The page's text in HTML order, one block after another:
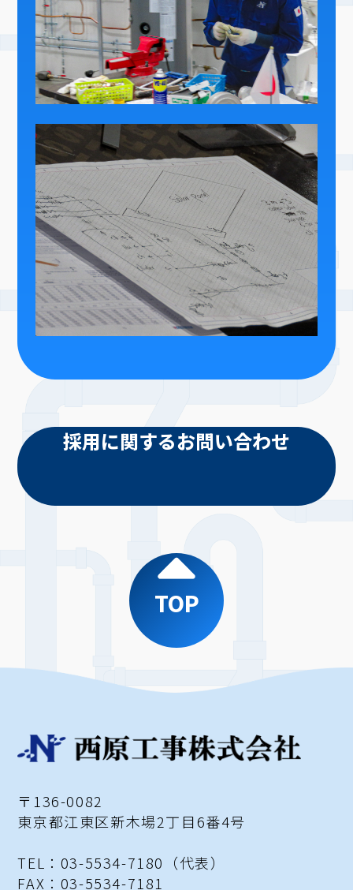
採用に関するお問い合わせ
TOP
〒136-0082
東京都江東区新木場2丁目6番4号
TEL：03-5534-7180（代表）
FAX：03-5534-7181